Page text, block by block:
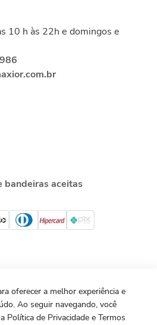
10 h às 22h e domingos e
bandeiras aceitas
oferecer a melhor experiência e
Ao seguir navegando, você
Política de Privacidade e Termos